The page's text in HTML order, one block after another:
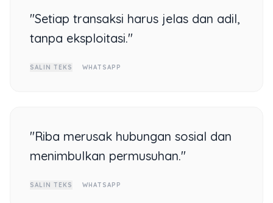
"Setiap transaksi harus jelas dan adil,
tanpa eksploitasi."
SALIN TEKS WHATSAPP
"Riba merusak hubungan sosial dan
menimbulkan permusuhan."
SALIN TEKS WHATSAPP